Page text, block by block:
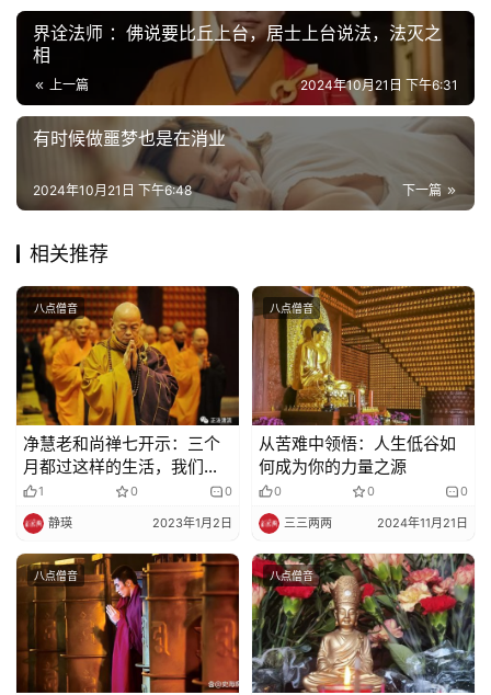
公
益
慈
善
佛
人
寺
院
巡
礼
视
频
纪
佛
艺
术
登录 注册
界诠法师 ：佛说要比丘上台，居士上台说法，法灭之
相
上一篇 2024年10月21日 下午6:31
有时候做噩梦也是在消业
下一篇
2024年10月21日 下午6:48
相关推荐
八点僧音
净慧老和尚禅七开示：三个
月都过这样的生活，我们的
修行上路就要快得多
1 0 0
静瑛 2023年1月2日
八点僧音
从苦难中领悟：人生低谷如
何成为你的力量之源
0 0 0
三三两两 2024年11月21日
八点僧音 八点僧音